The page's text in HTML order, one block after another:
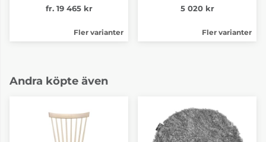
fr. 19 465 kr
Fler varianter
5 020 kr
Fler varianter
Andra köpte även